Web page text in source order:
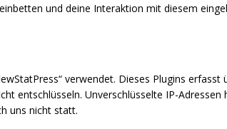
und deine Interaktion mit diesem
verwendet. Dieses Plugins
entschlüsseln. Unverschlüsselte IP-
uns nicht statt.